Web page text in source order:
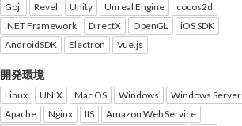
Goji
Revel Unity Unreal Engine
cocos2d
.NET Framework
DirectX OpenGL
iOS SDK
AndroidSDK
Electron Vue.js
開発環境
Linux UNIX Mac OS Windows
Windows Server
Apache
Nginx IIS
Amazon Web Service